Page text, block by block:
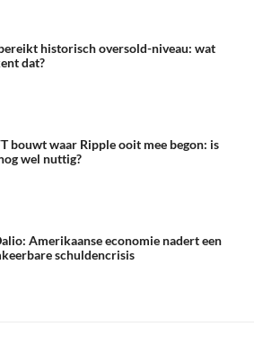
historisch oversold-niveau: wat
dat?
bouwt waar Ripple ooit mee begon: is
wel nuttig?
Amerikaanse economie nadert een
schuldencrisis